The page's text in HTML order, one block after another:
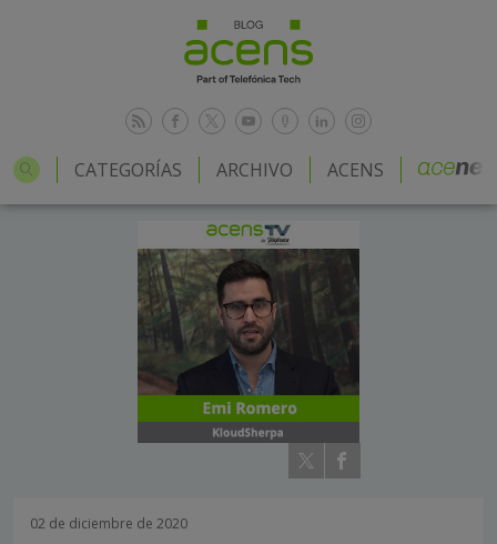
CATEGORÍAS ARCHIVO ACENS
02 de diciembre de 2020